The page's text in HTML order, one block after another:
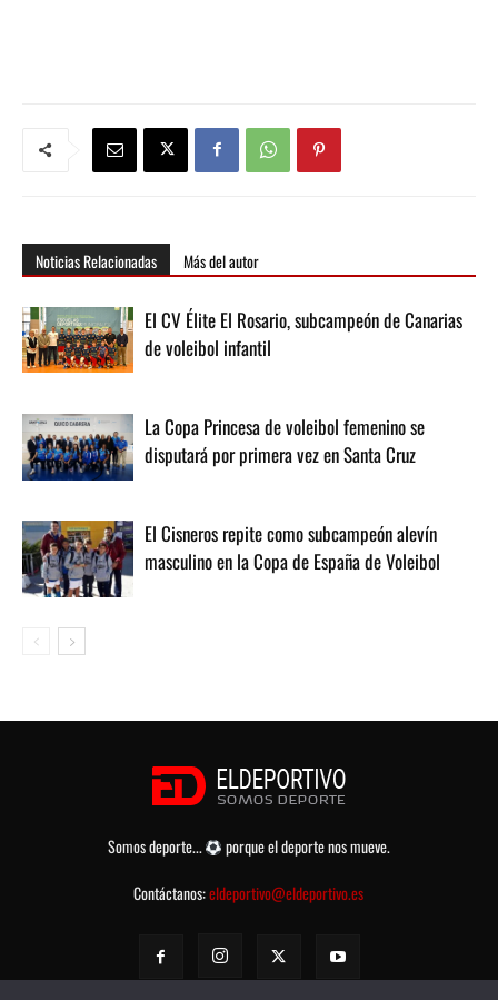
Noticias Relacionadas Más del autor
El CV Élite El Rosario, subcampeón de Canarias
de voleibol infantil
La Copa Princesa de voleibol femenino se
disputará por primera vez en Santa Cruz
El Cisneros repite como subcampeón alevín
masculino en la Copa de España de Voleibol
Somos deporte...
porque el deporte nos mueve.
Contáctanos:eldeportivo@eldeportivo.es